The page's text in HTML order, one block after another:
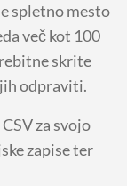
spletno mesto
več kot 100
skrite
jih odpraviti.
za svojo
zapise ter